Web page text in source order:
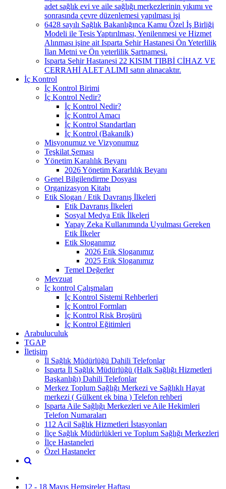
adet sağlık evi ve aile sağlığı merkezlerinin yıkımı ve
sonrasında çevre düzenlemesi yapılması işi
6428 sayılı Sağlık Bakanlığınca Kamu Özel İş Birliği
Modeli ile Tesis Yaptırılması, Yenilenmesi ve Hizmet
Alınması işine ait Isparta Şehir Hastanesi Ön Yeterlilik
İlan Metni ve Ön yeterlilik Şartnamesi.
Isparta Şehir Hastanesi 22 KISIM TIBBİ CİHAZ VE
CERRAHİ ALET ALIMI satın alınacaktır.
İç Kontrol
İç Kontrol Birimi
İç Kontrol Nedir?
İç Kontrol Nedir?
İç Kontrol Amacı
İç Kontrol Standartları
İç Kontrol (Bakanılk)
Misyonumuz ve Vizyonumuz
Teşkilat Şeması
Yönetim Karalılık Beyanı
2026 Yönetim Kararlılık Beyanı
Genel Bilgilendirme Dosyası
Organizasyon Kitabı
Etik Slogan / Etik Davranış İlkeleri
Etik Davranış İlkeleri
Sosyal Medya Etik İlkeleri
Yapay Zeka Kullanımında Uyulması Gereken
Etik İlkeler
Etik Sloganımız
2026 Etik Sloganımız
2025 Etik Sloganımız
Temel Değerler
Mevzuat
İç kontrol Çalışmaları
İç Kontrol Sistemi Rehberleri
İç Kontrol Formları
İç Kontrol Risk Broşürü
İç Kontrol Eğitimleri
Arabuluculuk
TGAP
İletişim
İl Sağlık Müdürlüğü Dahili Telefonlar
Isparta İl Sağlık Müdürlüğü (Halk Sağlığı Hizmetleri
Başkanlığı) Dahili Telefonlar
Merkez Toplum Sağlığı Merkezi ve Sağlıklı Hayat
merkezi ( Gülkent ek bina ) Telefon rehberi
Isparta Aile Sağlığı Merkezleri ve Aile Hekimleri
Telefon Numaraları
112 Acil Sağlık Hizmetleri İstasyonları
İlçe Sağlık Müdürlükleri ve Toplum Sağlığı Merkezleri
İlçe Hastaneleri
Özel Hastaneler
12 - 18 Mayıs Hemşireler Haftası